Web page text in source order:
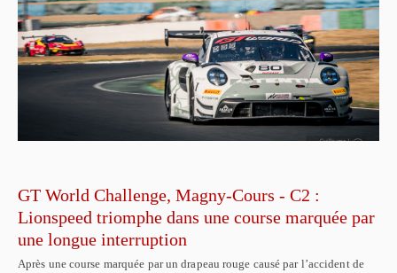
GT World Challenge, Magny-Cours - C2 :
Lionspeed triomphe dans une course marquée par
une longue interruption
Après une course marquée par un drapeau rouge causé par l’accident de